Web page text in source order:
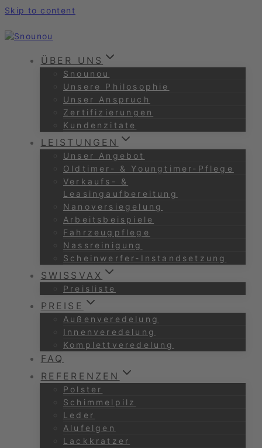
Skip to content
ÜBER UNS
Snounou
Unsere Philosophie
Unser Anspruch
Zertifizierungen
Kundenzitate
LEISTUNGEN
Unser Angebot
Oldtimer- & Youngtimer-Pflege
Verkaufs- &
Leasingaufbereitung
Nanoversiegelung
Arbeitsbeispiele
Fahrzeugpflege
Nassreinigung
Scheinwerfer-Instandsetzung
SWISSVAX
Preisliste
PREISE
Außenveredelung
Innenveredelung
Komplettveredelung
FAQ
REFERENZEN
Polster
Schimmelpilz
Leder
Alufelgen
Lackkratzer